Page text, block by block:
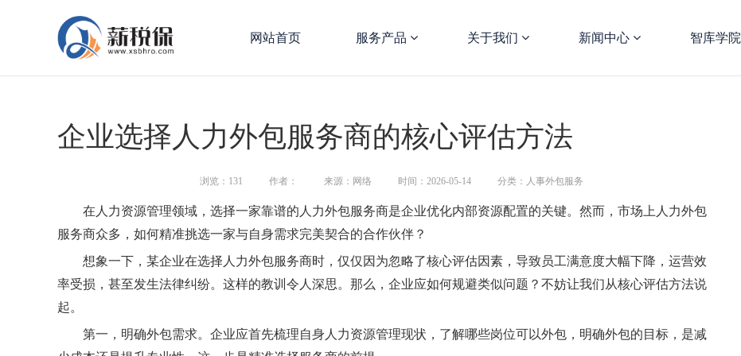
网站首页 服务产品 关于我们 新闻中心 智库学院
企业选择人力外包服务商的核心评估方法
浏览： 131 作者： 来源：网络 时间：2026-05-14 分类：人事外包服务
在人力资源管理领域，选择一家靠谱的人力外包服务商是企业优化内部资源配置的关键。然而，市场上人力外包
服务商众多，如何精准挑选一家与自身需求完美契合的合作伙伴？
想象一下，某企业在选择人力外包服务商时，仅仅因为忽略了核心评估因素，导致员工满意度大幅下降，运营效
率受损，甚至发生法律纠纷。这样的教训令人深思。那么，企业应如何规避类似问题？不妨让我们从核心评估方法说
起。
第一，明确外包需求。企业应首先梳理自身人力资源管理现状，了解哪些岗位可以外包，明确外包的目标，是减